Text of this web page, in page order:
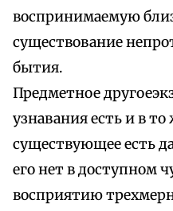
воспринимаемую
существование
бытия.
Предметное
узнавания есть и в
существующее есть
его нет в доступном
восприятию